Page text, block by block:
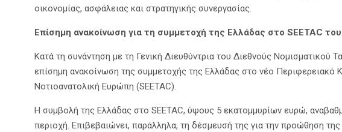
οικονομίας, ασφάλειας και στρατηγικής συνεργασίας.
Επίσημη ανακοίνωση για τη συμμετοχή της Ελλάδας στο SEETAC
Κατά τη συνάντηση με τη Γενική Διευθύντρια του Διεθνούς Νομισματικού
επίσημη ανακοίνωση της συμμετοχής της Ελλάδας στο νέο Περιφερειακό
Νοτιοανατολική Ευρώπη (SEETAC).
Η συμβολή της Ελλάδας στο SEETAC, ύψους 5 εκατομμυρίων ευρώ,
περιοχή. Επιβεβαιώνει, παράλληλα, τη δέσμευσή της για την προώθηση